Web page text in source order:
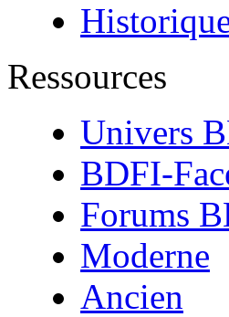
Ressources
Univers
BDFI-
Forums
Moderne
Ancien